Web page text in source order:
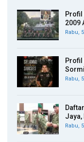
Profil
2009
Rabu,
Profil
Rabu,
Rabu,